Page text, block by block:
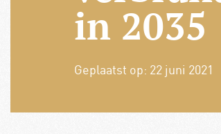
in 2035
Geplaatst op: 22 juni 2021